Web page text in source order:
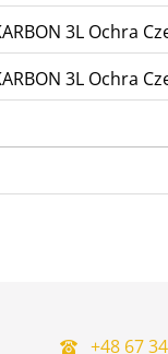
3L Ochra
3L Ochra
+48 67